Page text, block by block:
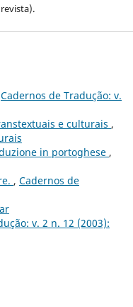
Cadernos de Tradução: v.
e culturais ,
in portoghese ,
, Cadernos de
v. 2 n. 12 (2003):